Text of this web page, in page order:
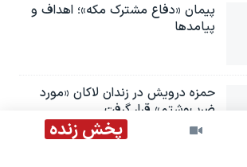
پخش زنده
پیمان «دفاع مشترک مکه»؛ اهداف و
پیامدها
حمزه درویش در زندان لاکان «مورد
ضرب‌وشتم» قرار گرفت